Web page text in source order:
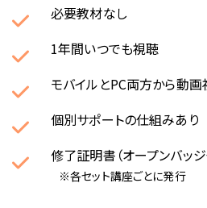
必要教材なし
1年間いつでも視聴
モバイルとPC両方から動
個別サポートの仕組みあり
修了証明書（オープンバッジ
※各セット講座ごとに発行